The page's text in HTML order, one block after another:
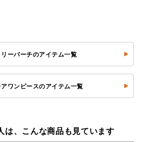
リーバーチのアイテム一覧
アワンピースのアイテム一覧
は、こんな商品も見ています